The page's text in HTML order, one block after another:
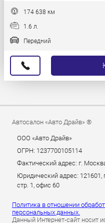
174 638 км
1.6 л.
Передний
Автосалон «Авто Драйв» ®
ООО «Авто Драйв»
ОГРН: 1237700105114
Фактический адрес: г.
Юридический адрес:
стр. 1, офис 60
Политика в отношении
персональных данных.
Данный Интернет-сайт носит